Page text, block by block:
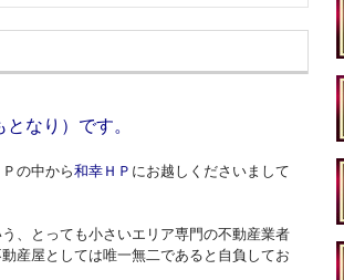
なり）です。
の中から和幸ＨＰ にお越しくださいまして
う、とっても小さいエリア専門の不動産業者
産屋としては唯一無二であると自負してお